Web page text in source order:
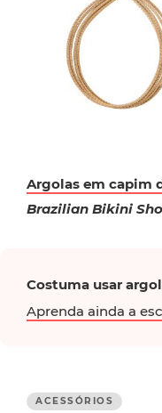
Argolas em capim
Brazilian Bikini
Costuma usar
Aprenda ainda a
ACESSÓRIOS